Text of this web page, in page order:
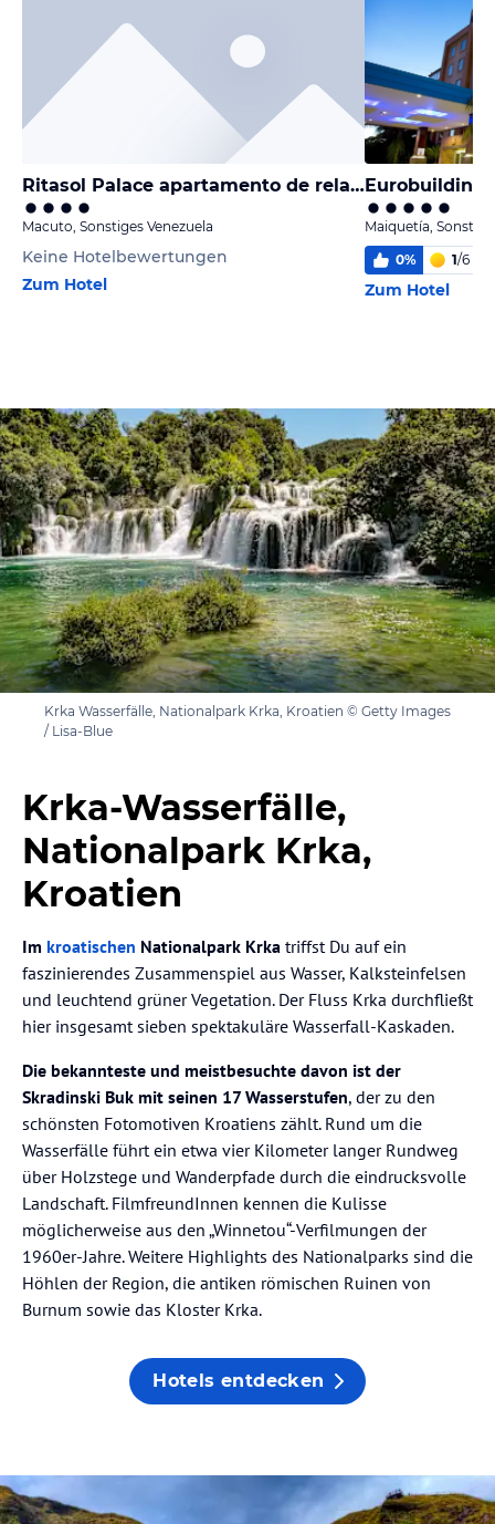
Ritasol Palace apartamento de relax frente al mar
Macuto, Sonstiges Venezuela
Keine Hotelbewertungen
Zum Hotel
Eurobuilding
Maiquetía,
0% 1/6
Zum Hotel
Krka Wasserfälle, Nationalpark Krka, Kroatien © Getty Images
/ Lisa-Blue
Krka-Wasserfälle,
Nationalpark Krka,
Kroatien
Im kroatischen Nationalpark Krka triffst Du auf ein
faszinierendes Zusammenspiel aus Wasser, Kalksteinfelsen
und leuchtend grüner Vegetation. Der Fluss Krka durchfließt
hier insgesamt sieben spektakuläre Wasserfall-Kaskaden.
Die bekannteste und meistbesuchte davon ist der
Skradinski Buk mit seinen 17 Wasserstufen, der zu den
schönsten Fotomotiven Kroatiens zählt. Rund um die
Wasserfälle führt ein etwa vier Kilometer langer Rundweg
über Holzstege und Wanderpfade durch die eindrucksvolle
Landschaft. FilmfreundInnen kennen die Kulisse
möglicherweise aus den „Winnetou“-Verfilmungen der
1960er-Jahre. Weitere Highlights des Nationalparks sind die
Höhlen der Region, die antiken römischen Ruinen von
Burnum sowie das Kloster Krka.
Hotels entdecken